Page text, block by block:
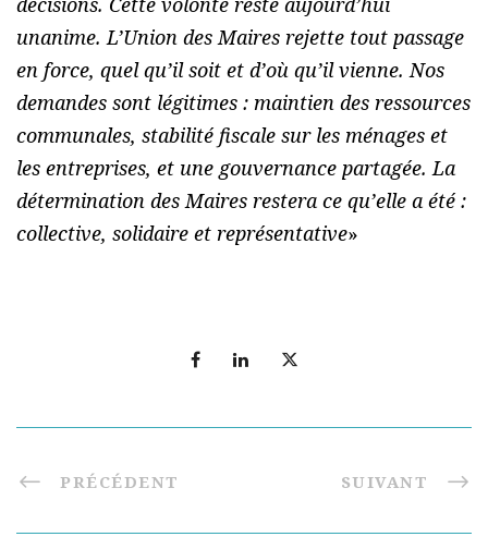
unanime. L’Union des Maires rejette tout passage
en force, quel qu’il soit et d’où qu’il vienne. Nos
demandes sont légitimes : maintien des ressources
communales, stabilité fiscale sur les ménages et
les entreprises, et une gouvernance partagée. La
détermination des Maires restera ce qu’elle a été :
collective, solidaire et représentative»
PRÉCÉDENT SUIVANT